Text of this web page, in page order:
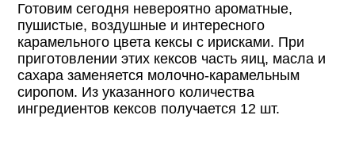
Готовим сегодня невероятно ароматные,
пушистые, воздушные и интересного
карамельного цвета кексы с ирисками. При
приготовлении этих кексов часть яиц, масла и
сахара заменяется молочно-карамельным
сиропом. Из указанного количества
ингредиентов кексов получается 12 шт.